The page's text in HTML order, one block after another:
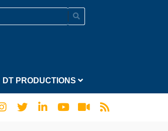
DT PRODUCTIONS